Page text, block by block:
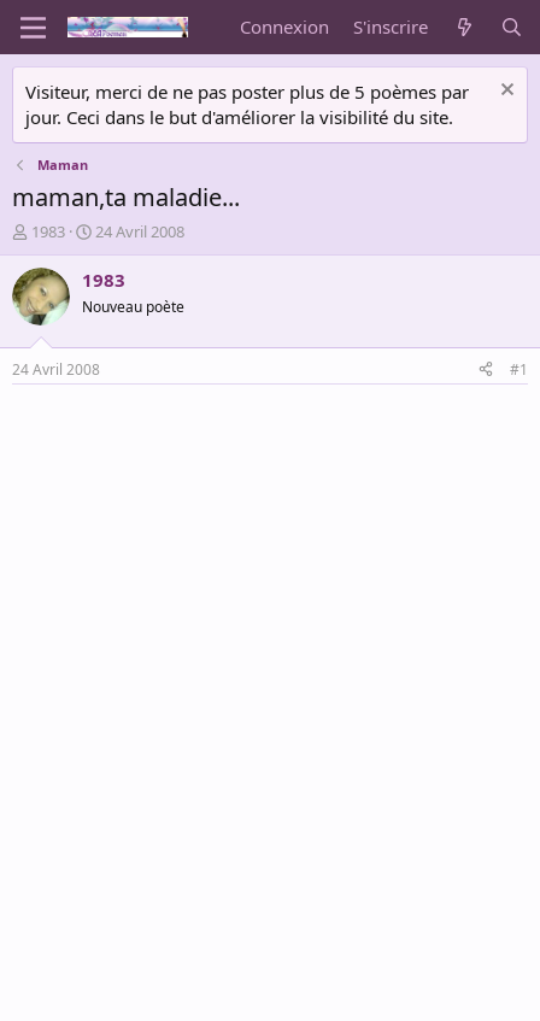
Connexion S'inscrire
Visiteur, merci de ne pas poster plus de 5 poèmes par
jour. Ceci dans le but d'améliorer la visibilité du site.
Maman
maman,ta maladie...
A
u
t
e
u
r
d
e
1983
D
a
t
d
d
é
24 Avril 2008
1983
Nouveau poète
24 Avril 2008 #1